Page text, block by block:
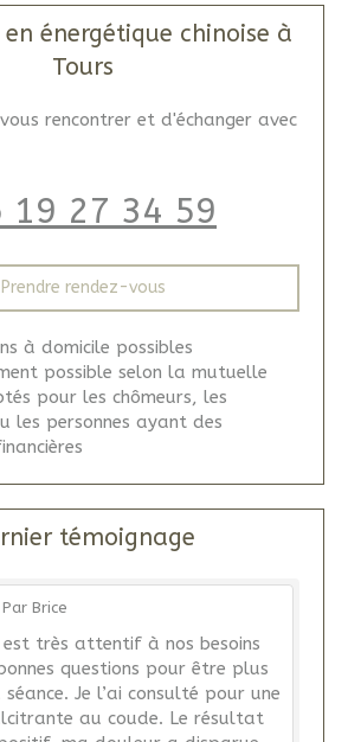
énergétique chinoise à
Tours
rencontrer et d'échanger avec
19 27 34 59
Prendre rendez-vous
à domicile possibles
possible selon la mutuelle
pour les chômeurs, les
les personnes ayant des
témoignage
Par Brice
très attentif à nos besoins
questions pour être plus
Je l’ai consulté pour une
au coude. Le résultat